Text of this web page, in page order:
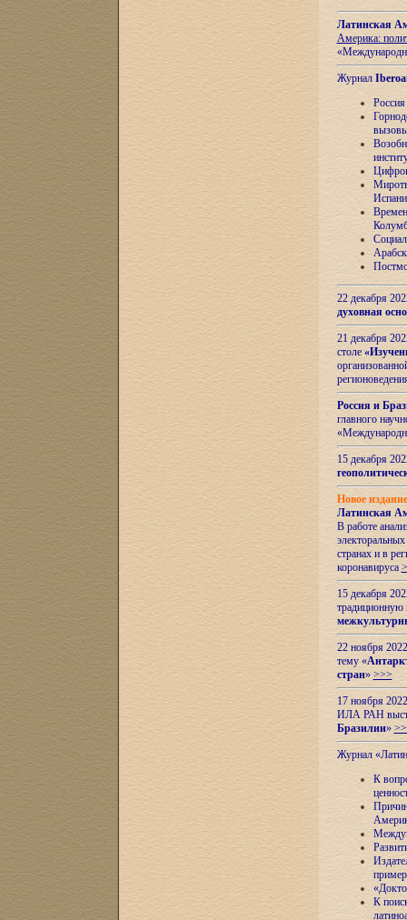
Латинская
Америка:
Журнал
22 декабря
духовная
21 декабря
столе
Россия и
главного
15 декабря
Новое
Латинская
В работе
странах и в
коронавируса
15 декабря
22 ноября
тему «
стран» >>>
17 ноября
ИЛА РАН
Бразилии»
Журнал
К
К